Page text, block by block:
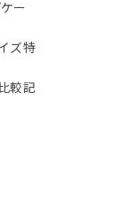
ー
ズ特
較記